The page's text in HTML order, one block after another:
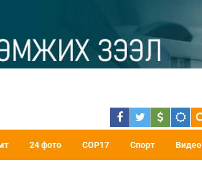
24 фото COP17 Спорт Видео